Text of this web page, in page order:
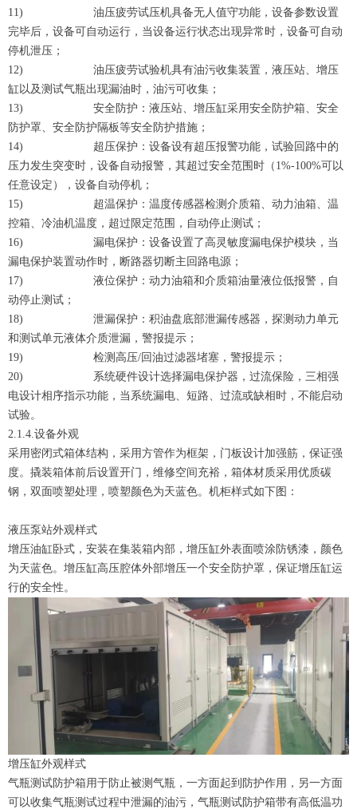
11) 油压疲劳试压机具备无人值守功能，设备参数设置
完毕后，设备可自动运行，当设备运行状态出现异常时，设备可自动
停机泄压；
12) 油压疲劳试验机具有油污收集装置，液压站、增压
缸以及测试气瓶出现漏油时，油污可收集；
13) 安全防护：液压站、增压缸采用安全防护箱、安全
防护罩、安全防护隔板等安全防护措施；
14) 超压保护：设备设有超压报警功能，试验回路中的
压力发生突变时，设备自动报警，其超过安全范围时（1%-100%可以
任意设定），设备自动停机；
15) 超温保护：温度传感器检测介质箱、动力油箱、温
控箱、冷油机温度，超过限定范围，自动停止测试；
16) 漏电保护：设备设置了高灵敏度漏电保护模块，当
漏电保护装置动作时，断路器切断主回路电源；
17) 液位保护：动力油箱和介质箱油量液位低报警，自
动停止测试；
18) 泄漏保护：积油盘底部泄漏传感器，探测动力单元
和测试单元液体介质泄漏，警报提示；
19) 检测高压/回油过滤器堵塞，警报提示；
20) 系统硬件设计选择漏电保护器，过流保险，三相强
电设计相序指示功能，当系统漏电、短路、过流或缺相时，不能启动
试验。
2.1.4.设备外观
采用密闭式箱体结构，采用方管作为框架，门板设计加强筋，保证强
度。撬装箱体前后设置开门，维修空间充裕，箱体材质采用优质碳
钢，双面喷塑处理，喷塑颜色为天蓝色。机柜样式如下图：
液压泵站外观样式
增压油缸卧式，安装在集装箱内部，增压缸外表面喷涂防锈漆，颜色
为天蓝色。增压缸高压腔体外部增压一个安全防护罩，保证增压缸运
行的安全性。
增压缸外观样式
气瓶测试防护箱用于防止被测气瓶，一方面起到防护作用，另一方面
可以收集气瓶测试过程中泄漏的油污，气瓶测试防护箱带有高低温功